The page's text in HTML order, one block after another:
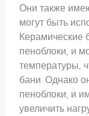
Они также
могут быть
Керамические
пеноблоки, и
температуры,
бани. Однако
пеноблоки, и
увеличить